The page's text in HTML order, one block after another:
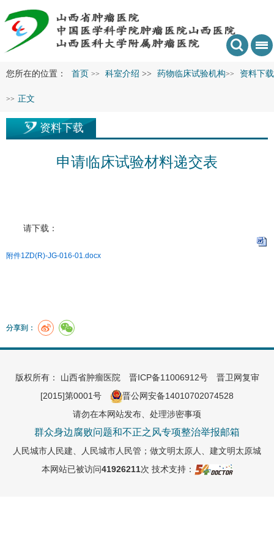
您所在的位置： 首页 >> 科室介绍 >> 药物临床试验机构>> 资料下载
>> 正文
资料下载
申请临床试验材料递交表
请下载：
附件1ZD(R)-JG-016-01.docx
分享到：
版权所有： 山西省肿瘤医院 晋ICP备11006912号晋卫网复审
[2015]第0001号
晋公网安备14010702074528
请勿在本网站发布、处理涉密事项
群众身边腐败问题和不正之风专项整治举报邮箱
人民城市人民建、人民城市人民管；做文明太原人、建文明太原城
本网站已被访问41926211次 技术支持：